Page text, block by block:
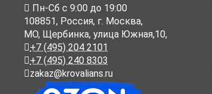
Пн-Cб с 9:00 до 19:00
108851, Россия, г. Москва,
МО, Щербинка, улица Южная,10,
+7 (495) 204 2101
+7 (495) 240 8303
zakaz@krovalians.ru